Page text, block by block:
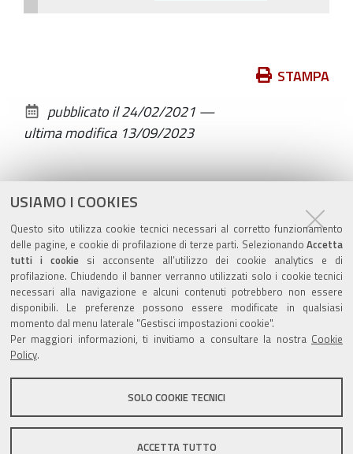
USIAMO I COOKIES
Questo sito utilizza cookie tecnici necessari al corretto funzionamento
delle pagine, e cookie di profilazione di terze parti. Selezionando Accetta
tutti i cookiesi acconsente all’utilizzo dei cookie analytics e di
profilazione. Chiudendo il banner verranno utilizzati solo i cookie tecnici
necessari alla navigazione e alcuni contenuti potrebbero non essere
disponibili. Le preferenze possono essere modificate in qualsiasi
momento dal menu laterale "Gestisci impostazioni cookie".
Per maggiori informazioni, ti invitiamo a consultare la nostra Cookie
Policy.
SOLO COOKIE TECNICI
ACCETTA TUTTO
documento
STAMPA
pubblicato il24/02/2021 —
ultima modifica 13/09/2023
Errore
Si è verificato un errore nel visualizzare il portlet.
Valuta questo sito
Sito istituzionale Comune di Zola Predosa